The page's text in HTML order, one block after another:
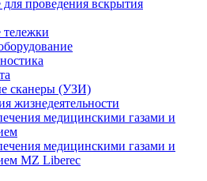
проведения вскрытия
тележки
сканеры (УЗИ)
жизнедеятельности
медицинскими газами и
медицинскими газами и
MZ Liberec